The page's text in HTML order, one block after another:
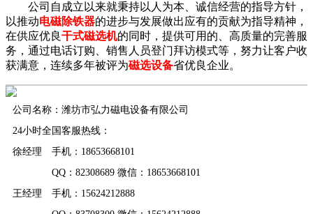
公司自成立以来就秉持以人为本、诚信经营的指导方针，
以推动电磁除铁器的进步与发展做出应有的贡献为指导精神，
在供应优良干式磁选机的同时，提供可用的、高质量的完善服
务，通过电话订购、销售人员登门拜访模式等，努力让客户收
获满意，连续多年被评为磁选设备省优良企业。
公司名称：潍坊市弘力磁电设备有限公司
24小时全国客服热线：
徐经理 手机：18653668101
QQ：82308689 微信：18653668101
王经理 手机：15624212888